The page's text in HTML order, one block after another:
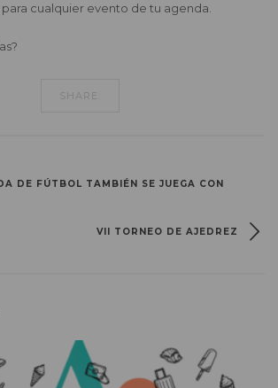
cualquier evento de tu agenda.
SHARE:
DE FÚTBOL TAMBIÉN SE JUEGA CON
VII TORNEO DE AJEDREZ